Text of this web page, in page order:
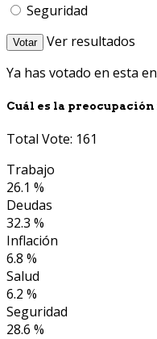
Seguridad
Votar
Ver resultados
Ya has votado en esta
Cuál es la
Total Vote: 161
Trabajo
26.1 %
Deudas
32.3 %
Inflación
6.8 %
Salud
6.2 %
Seguridad
28.6 %